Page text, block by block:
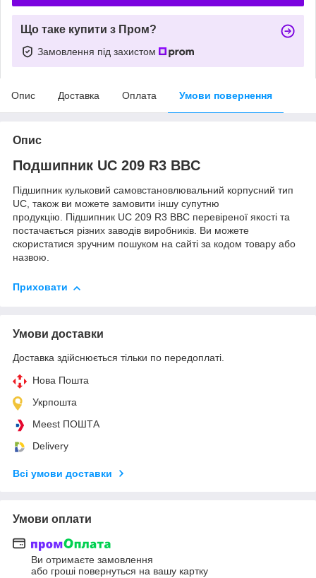
Що таке купити з Пром?
Замовлення під захистом
Опис Доставка Оплата Умови повернення
Опис
Подшипник UC 209 R3 BBC
Підшипник кульковий самовстановлювальний корпусний тип
UC, також ви можете замовити іншу супутню
продукцію. Підшипник UC 209 R3 BBC перевіреної якості та
постачається різних заводів виробників. Ви можете
скористатися зручним пошуком на сайті за кодом товару або
назвою.
Приховати
Умови доставки
Доставка здійснюється тільки по передоплаті.
Нова Пошта
Укрпошта
Meest ПОШТА
Delivery
Всі умови доставки
Умови оплати
Ви отримаєте замовлення
або гроші повернуться на вашу картку